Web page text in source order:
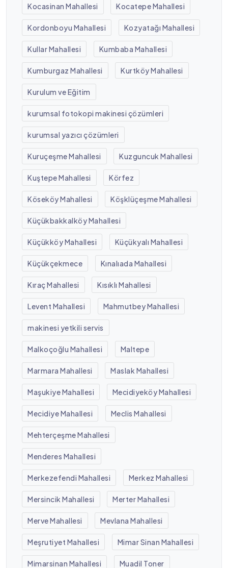
Kocasinan Mahallesi Kocatepe Mahallesi
Kordonboyu Mahallesi Kozyatağı Mahallesi
Kullar Mahallesi Kumbaba Mahallesi
Kumburgaz Mahallesi Kurtköy Mahallesi
Kurulum ve Eğitim
kurumsal fotokopi makinesi çözümleri
kurumsal yazıcı çözümleri
Kuruçeşme Mahallesi Kuzguncuk Mahallesi
Kuştepe Mahallesi Körfez
Köseköy Mahallesi Köşklüçeşme Mahallesi
Küçükbakkalköy Mahallesi
Küçükköy Mahallesi Küçükyalı Mahallesi
Küçükçekmece Kınalıada Mahallesi
Kıraç Mahallesi Kısıklı Mahallesi
Levent Mahallesi Mahmutbey Mahallesi
makinesi yetkili servis
Malkoçoğlu Mahallesi Maltepe
Marmara Mahallesi Maslak Mahallesi
Maşukiye Mahallesi Mecidiyeköy Mahallesi
Mecidiye Mahallesi Meclis Mahallesi
Mehterçeşme Mahallesi
Menderes Mahallesi
Merkezefendi Mahallesi Merkez Mahallesi
Mersincik Mahallesi Merter Mahallesi
Merve Mahallesi Mevlana Mahallesi
Meşrutiyet Mahallesi Mimar Sinan Mahallesi
Mimarsinan Mahallesi Muadil Toner